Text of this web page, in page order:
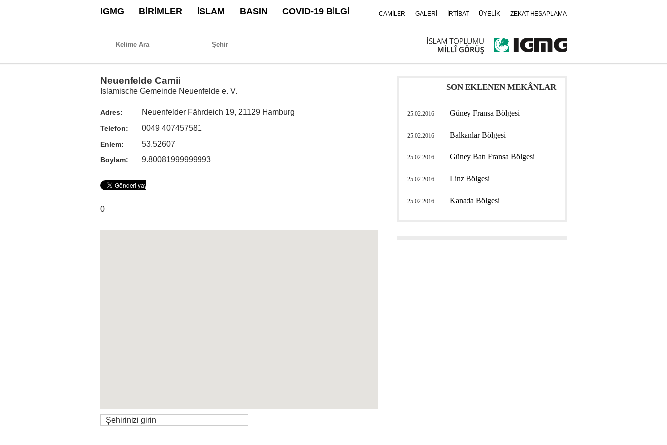
IGMG BİRİMLER İSLAM BASIN COVID-19 BİLGİ CAMİLER GALERİ İRTİBAT ÜYELİK ZEKAT HESAPLAMA
Neuenfelde Camii
Islamische Gemeinde Neuenfelde e. V.
Adres: Neuenfelder Fährdeich 19, 21129 Hamburg
Telefon: 0049 407457581
Enlem: 53.52607
Boylam: 9.80081999999993
0
SON EKLENEN MEKÂNLAR
25.02.2016 Güney Fransa Bölgesi
25.02.2016 Balkanlar Bölgesi
25.02.2016 Güney Batı Fransa Bölgesi
25.02.2016 Linz Bölgesi
25.02.2016 Kanada Bölgesi